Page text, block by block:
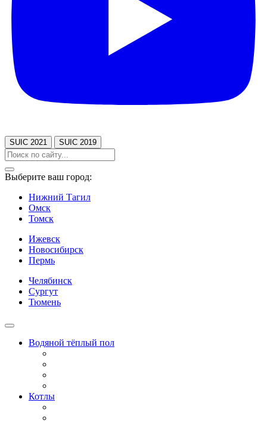
SUIC 2021 SUIC 2019
Выберите ваш город:
Нижний Тагил
Омск
Томск
Ижевск
Новосибирск
Пермь
Челябинск
Сургут
Тюмень
Водяной тёплый пол
Котлы